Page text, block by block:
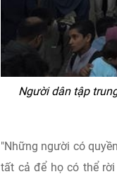
Người dân tập
"Những người có
tất cả để họ có thể